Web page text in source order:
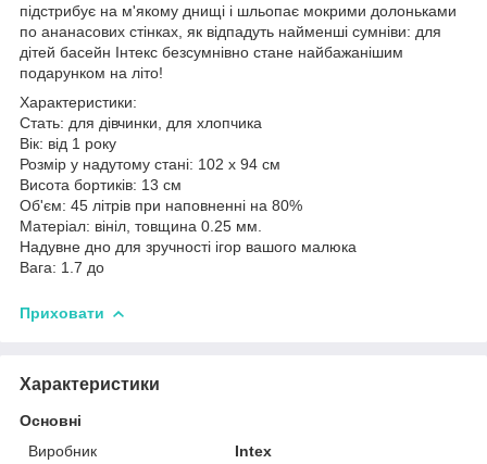
підстрибує на м'якому днищі і шльопає мокрими долоньками
по ананасових стінках, як відпадуть найменші сумніви: для
дітей басейн Інтекс безсумнівно стане найбажанішим
подарунком на літо!
Характеристики:
Стать: для дівчинки, для хлопчика
Вік: від 1 року
Розмір у надутому стані: 102 х 94 см
Висота бортиків: 13 см
Об'єм: 45 літрів при наповненні на 80%
Матеріал: вініл, товщина 0.25 мм.
Надувне дно для зручності ігор вашого малюка
Вага: 1.7 до
Приховати
Характеристики
Основні
Виробник
Intex